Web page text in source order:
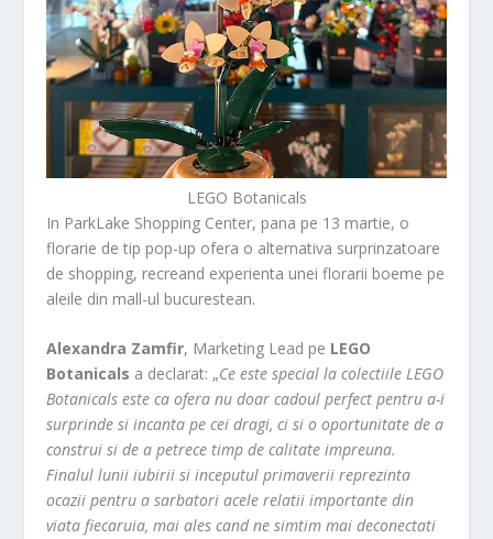
LEGO Botanicals
In ParkLake Shopping Center, pana pe 13 martie, o
florarie de tip pop-up ofera o alternativa surprinzatoare
de shopping, recreand experienta unei florarii boeme pe
aleile din mall-ul bucurestean.
Alexandra Zamfir, Marketing Lead pe LEGO
Botanicals a declarat: „Ce este special la colectiile LEGO
Botanicals este ca ofera nu doar cadoul perfect pentru a-i
surprinde si incanta pe cei dragi, ci si o oportunitate de a
construi si de a petrece timp de calitate impreuna.
Finalul lunii iubirii si inceputul primaverii reprezinta
ocazii pentru a sarbatori acele relatii importante din
viata fiecaruia, mai ales cand ne simtim mai deconectati